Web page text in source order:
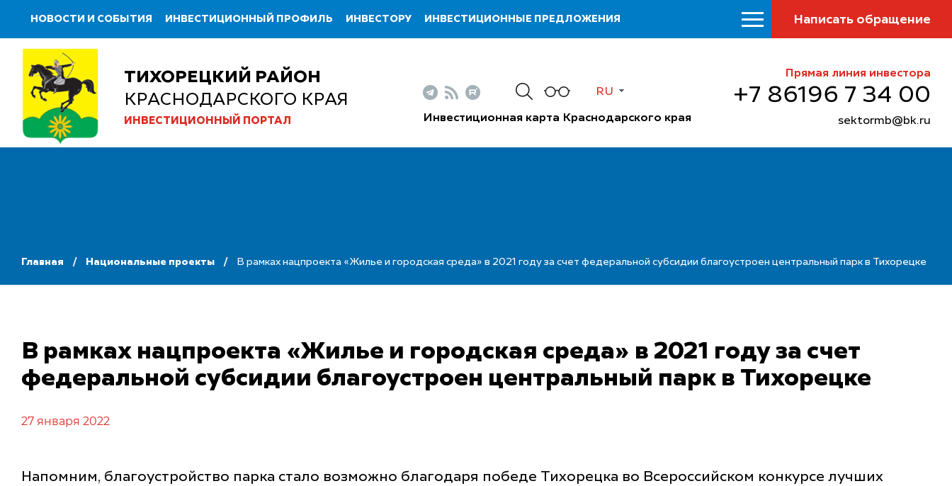
НОВОСТИ И СОБЫТИЯ ИНВЕСТИЦИОННЫЙ ПРОФИЛЬ ИНВЕСТОРУ ИНВЕСТИЦИОННЫЕ ПРЕДЛОЖЕНИЯ Написать обращение
ТИХОРЕЦКИЙ РАЙОН
КРАСНОДАРСКОГО КРАЯ
ИНВЕСТИЦИОННЫЙ ПОРТАЛ
RU
Инвестиционная карта Краснодарского края
Прямая линия инвестора
+7 86196 7 34 00
sektormb@bk.ru
Главная Национальные проекты В рамках нацпроекта «Жилье и городская среда» в 2021 году за счет федеральной субсидии благоустроен центральный парк в Тихорецке
В рамках нацпроекта «Жилье и городская среда» в 2021 году за счет
федеральной субсидии благоустроен центральный парк в Тихорецке
27 января 2022
Напомним, благоустройство парка стало возможно благодаря победе Тихорецка во Всероссийском конкурсе лучших